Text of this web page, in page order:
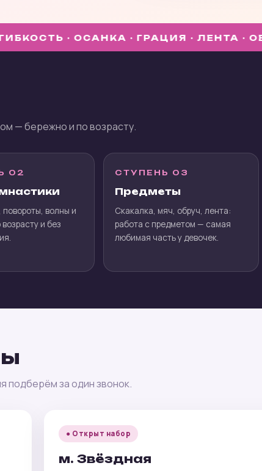
· ОСАНКА · ГРАЦИЯ · ЛЕНТА ·
— бережно и по возрасту.
02
повороты, волны и
и без
СТУПЕНЬ 03
Предметы
Скакалка, мяч, обруч, лента:
работа с предметом — самая
любимая часть у девочек.
подберём за один звонок.
● Открыт набор
м. Звёздная